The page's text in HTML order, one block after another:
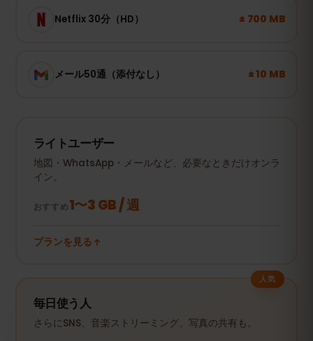
Netflix 30分（HD） ± 700 MB
メール50通（添付なし） ± 10 MB
ライトユーザー
地図・WhatsApp・メールなど、必要なときだけオンラ
イン。
おすすめ1〜3 GB / 週
プランを見る
人気
毎日使う人
さらにSNS、音楽ストリーミング、写真の共有も。